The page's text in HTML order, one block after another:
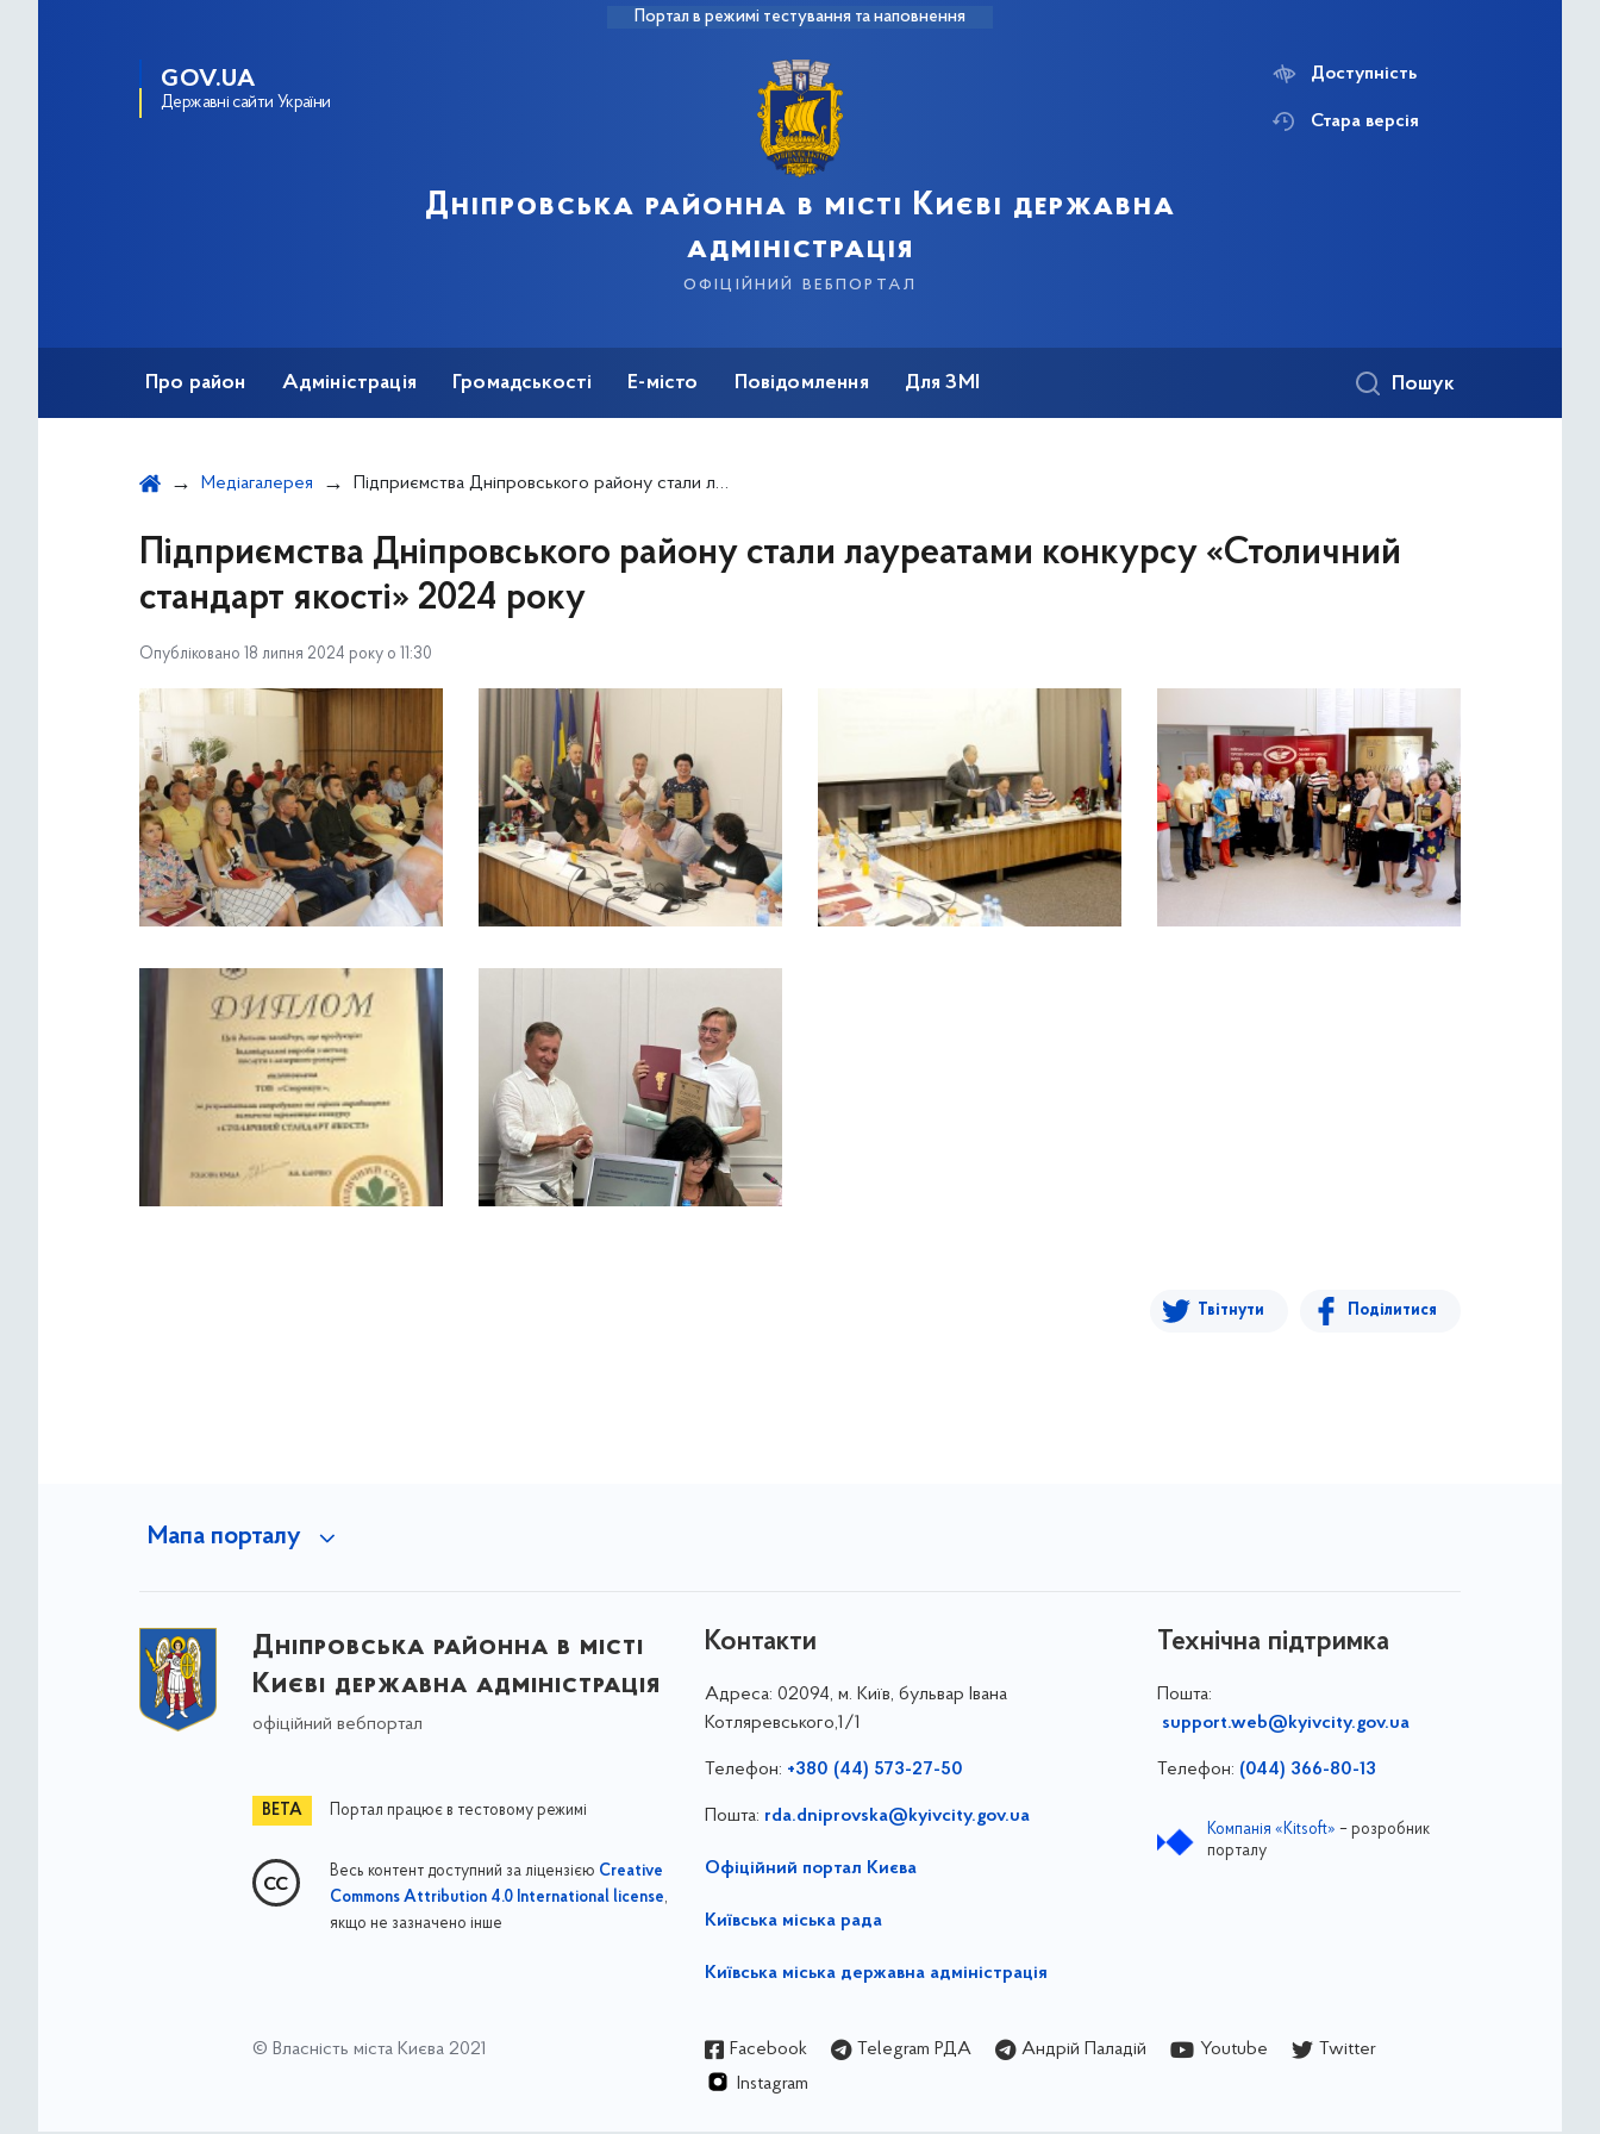
Портал в режимі тестування та наповнення
GOV.UA
Державні сайти України
Дніпровська районна в місті Києві державна
адміністрація
офіційний вебпортал
Доступність
Стара версія
Про район Адміністрація Громадськості Е-місто Повідомлення Для ЗМІ Пошук
Медіагалерея Підприємства Дніпровського району стали лауреатами конкурсу «Столичний стандарт якості» 2024 року
Підприємства Дніпровського району стали лауреатами конкурсу «Столичний
стандарт якості» 2024 року
Опубліковано 18 липня 2024 року о 11:30
Твітнути Поділитися
Мапа порталу
Дніпровська районна в місті
Києві державна адміністрація
офіційний вебпортал
Портал працює в тестовому режимі
Весь контент доступний за ліцензією Creative
Commons Attribution 4.0 International license,
якщо не зазначено інше
Контакти
Адреса: 02094, м. Київ, бульвар Івана
Котляревського,1/1
Телефон: +380 (44) 573-27-50
Пошта: rda.dniprovska@kyivcity.gov.ua
Офіційний портал Києва
Київська міська рада
Київська міська державна адміністрація
Технічна підтримка
Пошта:
support.web@kyivcity.gov.ua
Телефон: (044) 366-80-13
Компанія «Kitsoft» – розробник
порталу
© Власність міста Києва 2021 Facebook Telegram РДА Андрій Паладій Youtube
Twitter
Instagram